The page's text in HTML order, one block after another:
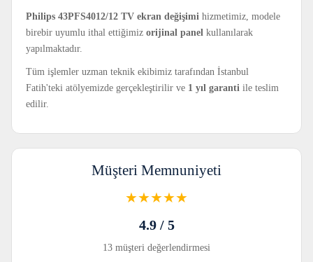
Philips 43PFS4012/12 TV ekran değişimi hizmetimiz, modele
birebir uyumlu ithal ettiğimiz orijinal panel kullanılarak
yapılmaktadır.
Tüm işlemler uzman teknik ekibimiz tarafından İstanbul
Fatih'teki atölyemizde gerçekleştirilir ve 1 yıl garanti ile teslim
edilir.
Müşteri Memnuniyeti
★★★★★
4.9 / 5
13 müşteri değerlendirmesi